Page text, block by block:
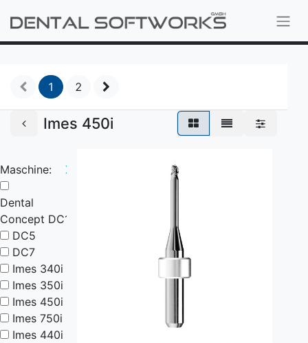
1 2
Imes 450i
Maschine: X
Dental
Concept DC1
DC5
DC7
Imes 340i
Imes 350i
Imes 450i
Imes 750i
Imes 440i